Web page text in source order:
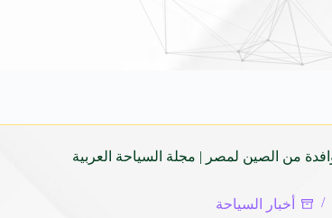
من الصين لمصر | مجلة السياحة العربية
أخبار السياحة